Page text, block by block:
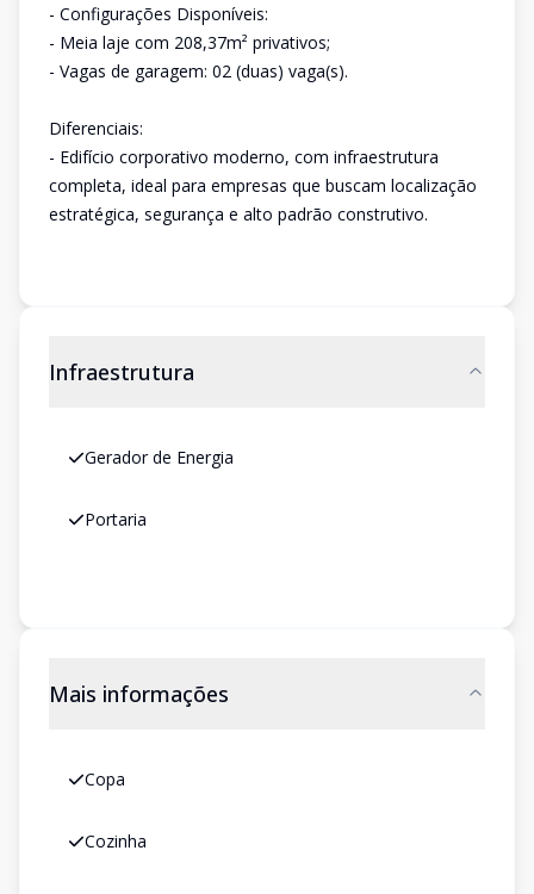
- Configurações Disponíveis:
- Meia laje com 208,37m² privativos;
- Vagas de garagem: 02 (duas) vaga(s).
Diferenciais:
- Edifício corporativo moderno, com infraestrutura
completa, ideal para empresas que buscam localização
estratégica, segurança e alto padrão construtivo.
Infraestrutura
Gerador de Energia
Portaria
Mais informações
Copa
Cozinha